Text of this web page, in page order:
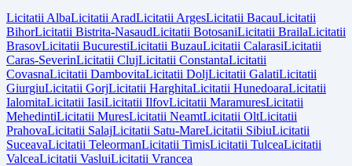
Licitatii AlbaLicitatii AradLicitatii ArgesLicitatii BacauLicitatii
BihorLicitatii Bistrita-NasaudLicitatii BotosaniLicitatii BrailaLicitatii
BrasovLicitatii BucurestiLicitatii BuzauLicitatii CalarasiLicitatii
Caras-SeverinLicitatii ClujLicitatii ConstantaLicitatii
CovasnaLicitatii DambovitaLicitatii DoljLicitatii GalatiLicitatii
GiurgiuLicitatii GorjLicitatii HarghitaLicitatii HunedoaraLicitatii
IalomitaLicitatii IasiLicitatii IlfovLicitatii MaramuresLicitatii
MehedintiLicitatii MuresLicitatii NeamtLicitatii OltLicitatii
PrahovaLicitatii SalajLicitatii Satu-MareLicitatii SibiuLicitatii
SuceavaLicitatii TeleormanLicitatii TimisLicitatii TulceaLicitatii
ValceaLicitatii VasluiLicitatii Vrancea